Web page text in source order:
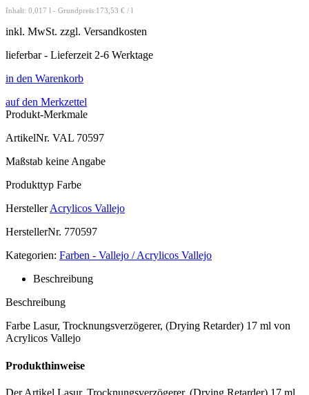
Inhalt: 0,017 l - Grundpreis:173,53 € / l
inkl. MwSt. zzgl. Versandkosten
lieferbar - Lieferzeit 2-6 Werktage
in den Warenkorb
auf den Merkzettel
Produkt-Merkmale
ArtikelNr. VAL 70597
Maßstab keine Angabe
Produkttyp Farbe
Hersteller Acrylicos Vallejo
HerstellerNr. 770597
Kategorien: Farben - Vallejo / Acrylicos Vallejo
Beschreibung
Beschreibung
Farbe Lasur, Trocknungsverzögerer, (Drying Retarder) 17 ml von
Acrylicos Vallejo
Produkthinweise
Der Artikel Lasur, Trocknungsverzögerer, (Drying Retarder) 17 ml